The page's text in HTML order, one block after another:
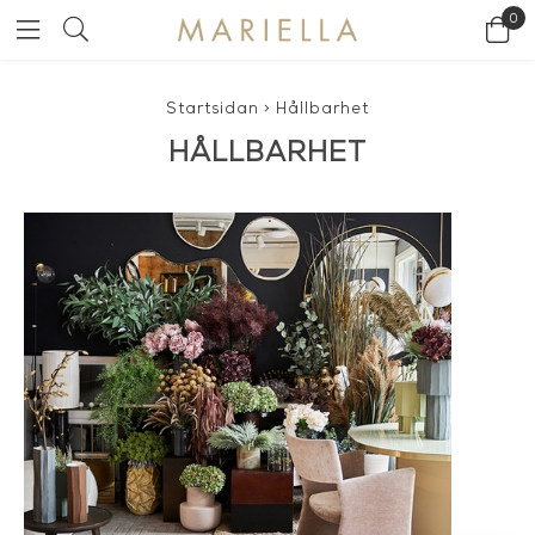
0
Startsidan > Hållbarhet
HÅLLBARHET